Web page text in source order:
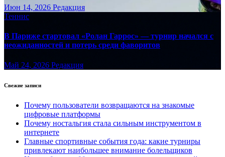
Июн 14, 2026 Редакция
Теннис
В Париже стартовал «Ролан Гаррос» — турнир начался с
неожиданностей и потерь среди фаворитов
Май 24, 2026 Редакция
Свежие записи
Почему пользователи возвращаются на знакомые
цифровые платформы
Почему ностальгия стала сильным инструментом в
интернете
Главные спортивные события года: какие турниры
привлекают наибольшее внимание болельщиков